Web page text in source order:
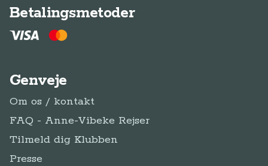
Betalingsmetoder
Genveje
Om os / kontakt
FAQ - Anne-Vibeke Rejser
Tilmeld dig Klubben
Presse